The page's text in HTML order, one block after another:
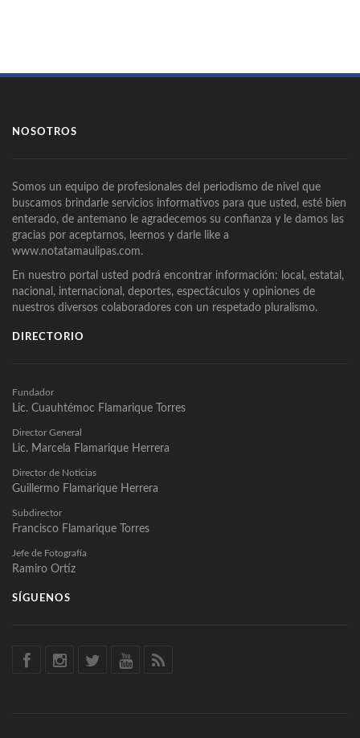
NOSOTROS
Somos un equipo de profesionales del periodismo de nivel que
buscamos brindarle servicios informativos para que usted, esté bien
enterado, de antemano le agradecemos su confianza y le damos las
gracias por aceptarnos, leernos y darle like a
www.notatamaulipas.com.
En nuestro portal usted podrá encontrar información: local, estatal,
nacional, internacional, deportes, espectáculos y opiniones de
nuestros diversos colaboradores con un respetado pluralismo.
DIRECTORIO
Fundador
Lic. Cuauhtémoc Flamarique Torres
Director General
Lic. Marcela Flamarique Herrera
Director de Noticias
Guillermo Flamarique Herrera
Subdirector
Francisco Flamarique Torres
Jefe de Fotografía
Ramiro Ortíz
SÍGUENOS